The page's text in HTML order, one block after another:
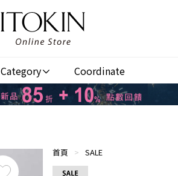
Category Coordinate
首頁 > SALE